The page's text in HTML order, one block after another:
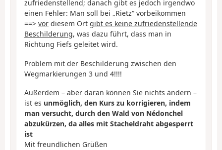
zufriedenstellend; danach gibt es jedoch irgendwo
einen Fehler: Man soll bei „Rietz“ vorbeikommen
==> vor diesem Ort gibt es keine zufriedenstellende
Beschilderung, was dazu führt, dass man in
Richtung Fiefs geleitet wird.
Problem mit der Beschilderung zwischen den
Wegmarkierungen 3 und 4!!!!
Außerdem – aber daran können Sie nichts ändern –
ist es unmöglich, den Kurs zu korrigieren, indem
man versucht, durch den Wald von Nédonchel
abzukürzen, da alles mit Stacheldraht abgesperrt
ist
Mit freundlichen Grüßen